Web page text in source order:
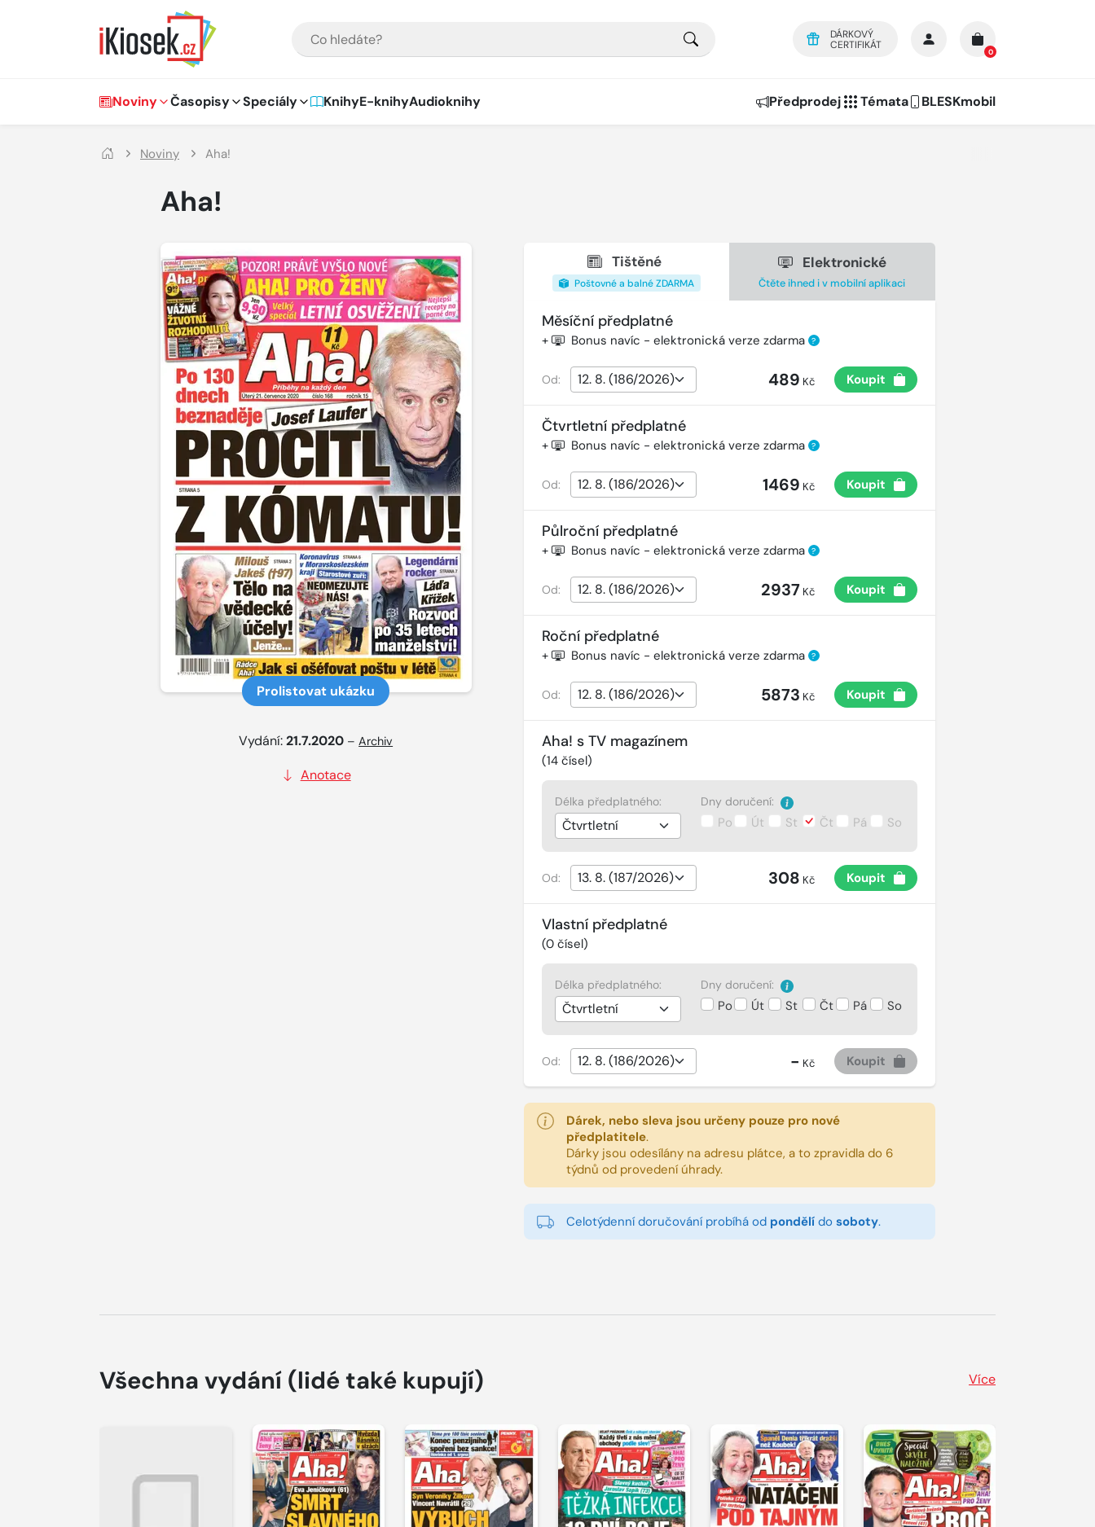
DÁRKOVÝ
CERTIFIKÁT
0
Hlavní navigace
Noviny Časopisy Speciály KnihyE-knihyAudioknihy Předprodej Témata BLESKmobil
Noviny Aha!
Aha!
Prolistovat ukázku
Vydání:21.7.2020 –Archiv
Anotace
Tištěné
Poštovné a balné ZDARMA
Elektronické
Čtěte ihned i v mobilní aplikaci
Měsíční předplatné
+ Bonus navíc - elektronická verze zdarma ?
Od: 489 Kč Koupit
Čtvrtletní předplatné
+ Bonus navíc - elektronická verze zdarma ?
Od: 1469 Kč Koupit
Půlroční předplatné
+ Bonus navíc - elektronická verze zdarma ?
Od: 2937 Kč Koupit
Roční předplatné
+ Bonus navíc - elektronická verze zdarma ?
Od: 5873 Kč Koupit
Aha! s TV magazínem
(14čísel)
Délka předplatného: Dny doručení:
Po Út St Čt Pá So
Od: 308 Kč Koupit
Vlastní předplatné
(0čísel)
Délka předplatného: Dny doručení:
Po Út St Čt Pá So
Od: - Kč Koupit
Dárek, nebo sleva jsou určeny pouze pro nové
předplatitele.
Dárky jsou odesílány na adresu plátce, a to zpravidla do 6
týdnů od provedení úhrady.
Celotýdenní doručování probíhá od pondělído soboty.
Všechna vydání (lidé také kupují) Více